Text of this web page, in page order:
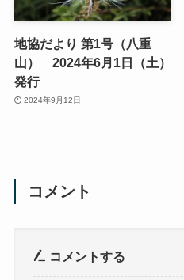
地協だより 第1号（八重
山） 2024年6月1日（土）
発行
2024年9月12日
コメント
コメントする